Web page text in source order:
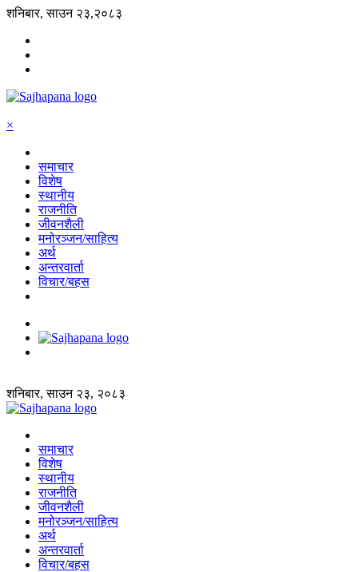
शनिबार, साउन २३,२०८३
×
समाचार
विशेष
स्थानीय
राजनीति
जीवनशैली
मनोरञ्जन/साहित्य
अर्थ
अन्तरवार्ता
विचार/बहस
शनिबार, साउन २३, २०८३
समाचार
विशेष
स्थानीय
राजनीति
जीवनशैली
मनोरञ्जन/साहित्य
अर्थ
अन्तरवार्ता
विचार/बहस